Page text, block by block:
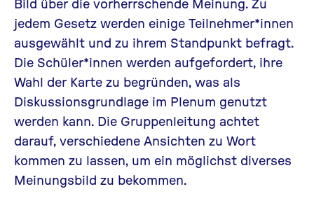
jedem Gesetz werden einige Teilnehmer*innen
ausgewählt und zu ihrem Standpunkt befragt.
Die Schüler*innen werden aufgefordert, ihre
Wahl der Karte zu begründen, was als
Diskussionsgrundlage im Plenum genutzt
werden kann. Die Gruppenleitung achtet
darauf, verschiedene Ansichten zu Wort
kommen zu lassen, um ein möglichst diverses
Meinungsbild zu bekommen.